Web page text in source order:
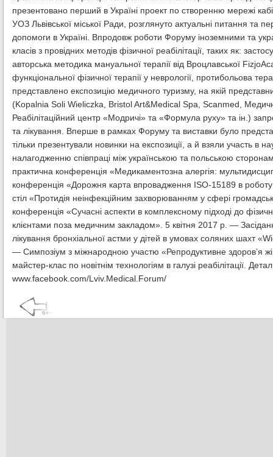
презентовано перший в Україні проект по створенню мережі
УОЗ Львівської міської Ради, розглянуто актуальні питання та
допомоги в Україні. Впродовж роботи Форуму іноземними та
класів з провідних методів фізичної реабілітації, таких як:
авторська методика мануальної терапії від Вроцлавської
функціональної фізичної терапії у неврології, протибольова
представлено експозицію медичного туризму, на якій
(Kopalnia Soli Wieliczka, Bristol Art&Medical Spa, Scanmed,
Реабілітаційний центр «Модричі» та «Формула руху» та ін.)
та лікування. Вперше в рамках Форуму та виставки було
тільки презентували новинки на експозиції, а й взяли участь в
налагодженню співпраці між українською та польською
практична конференція «Медикаментозна алергія:
конференція «Дорожня карта впровадження ISO-15189 в роботу
стіл «Протидія неінфекційним захворюванням у сфері
конференція «Сучасні аспекти в комплексному підході до
клієнтами поза медичним закладом». 5 квітня 2017 р. —
лікування бронхіальної астми у дітей в умовах соляних шахт
— Симпозіум з міжнародною участю «Репродуктивне здоров’я
майстер-клас по новітнім технологіям в галузі реабілітації.
www.facebook.com/Lviv.Medical.Forum/